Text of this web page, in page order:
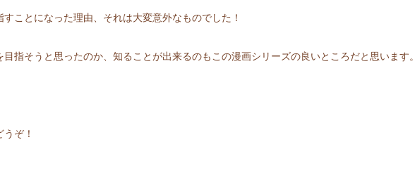
ことになった理由、それは大変意外なものでした！
指そうと思ったのか、知ることが出来るのもこの漫画シリーズの良いところだと思います。
ぞ！